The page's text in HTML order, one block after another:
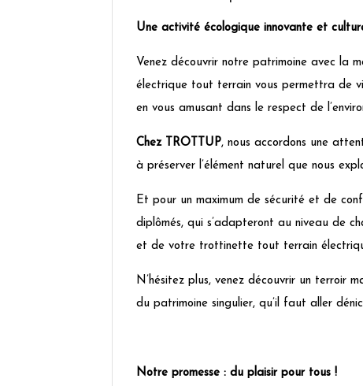
Une activité écologique innovante et
Venez découvrir notre patrimoine avec la
électrique tout terrain vous permettra de
en vous amusant dans le respect de
Chez TROTTUP, nous accordons une
à préserver l’élément naturel que nous
Et pour un maximum de sécurité et de
diplômés, qui s’adapteront au niveau de
et de votre trottinette tout terrain
N’hésitez plus, venez découvrir un terroir
du patrimoine singulier, qu’il faut aller
Notre promesse : du plaisir pour tous !